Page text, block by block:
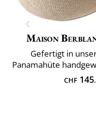
Maison
Gefertigt in
Panamahüte
CHF145